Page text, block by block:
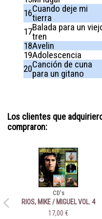
16Cuando deje mi
tierra
17Balada para un
tren
18Avelin
19Adolescencia
20Canción de cuna
para un gitano
Los clientes que
compraron:
CD's
RIOS, MIKE / MIGUEL VOL. 4
17,00 €